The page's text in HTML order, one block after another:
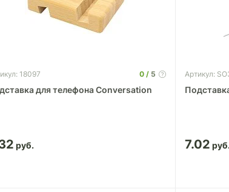
18097 0 5
для телефона Conversation
Артикул:
7.02